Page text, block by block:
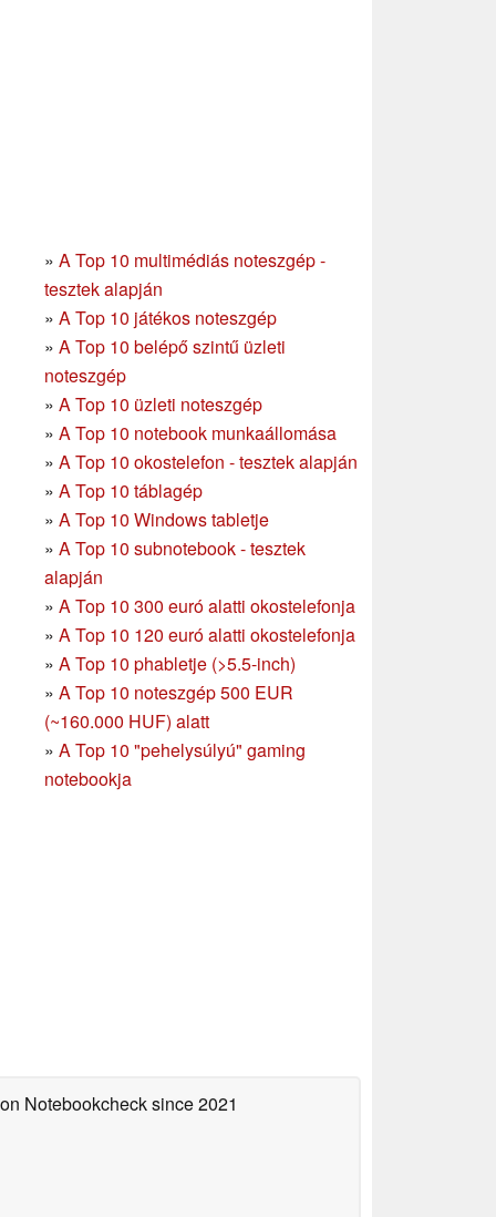
» A Top 10 multimédiás noteszgép -
tesztek alapján
» A Top 10 játékos noteszgép
» A Top 10 belépő szintű üzleti
noteszgép
» A Top 10 üzleti noteszgép
» A Top 10 notebook munkaállomása
» A Top 10 okostelefon - tesztek alapján
» A Top 10 táblagép
» A Top 10 Windows tabletje
» A Top 10 subnotebook - tesztek
alapján
» A Top 10 300 euró alatti okostelefonja
» A Top 10 120 euró alatti okostelefonja
» A Top 10 phabletje (>5.5-inch)
» A Top 10 noteszgép 500 EUR
(~160.000 HUF) alatt
» A Top 10 "pehelysúlyú" gaming
notebookja
Notebookchecksince 2021